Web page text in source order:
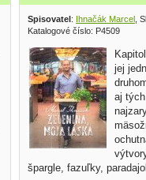
Spisovatel: Ihnačák Marcel ,
Katalogové číslo: P4509
jej
aj tých
špargle, fazuľky,